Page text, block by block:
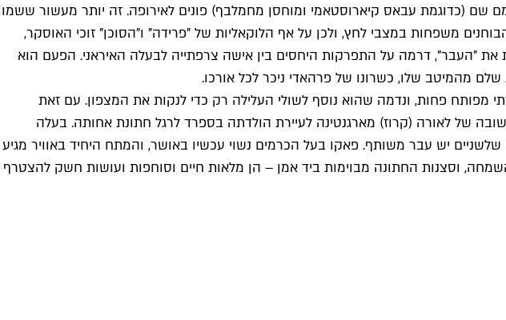
שם (כדוגמת עבאס קיארוסטאמי ומוחסן מחמלבף) פונים לאירופה. זה יותר מעשור ששמו
משפחות במצבי לחץ, ולכן על אף הלוקאליות של "פרידה" ו"הסוכן" זוכי האוסקר,
מעניינים גם בשפות אחרות ובארצות אחרות. ב־2013 הוא יצר בצרפת את "העבר", דרמה על התפרקות היחסים בין אישה צרפתייה לבעלה האיראני. הפעם הוא
מהמיטב שלו, כשרונו של פרהאדי ניכר לכל אורכו.
מפותח פחות, ונדמה שהוא נוסף לשולי העלילה רק כדי לנקות את המצפון. עם זאת
של לאורה (קרוז) מארגנטינה לעיירת הולדתה בספרד לרגל חתונת אחותה. בעלה
יש עבר משותף. פאקו בעל הכרמים נשוי עכשיו באושר, והמתח היחיד באוויר מגיע
וסצנות החתונה מבוימות ביד אמן – הן מלאות חיים וסוחפות ועושות חשק להצטרף